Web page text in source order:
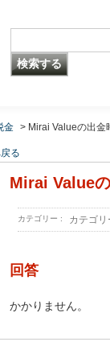
金 > Mirai Valueの出金
る
Mirai Value
カテゴリー : カテゴ
回答
かかりません。